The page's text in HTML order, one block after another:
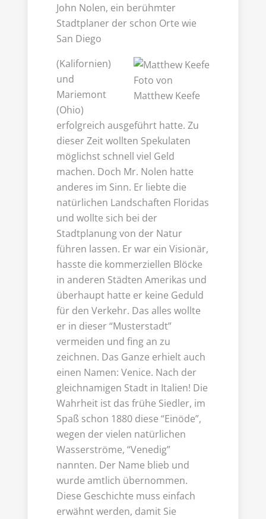
John Nolen, ein berühmter
Stadtplaner der schon Orte wie
San Diego
Foto von
Matthew Keefe
(Kalifornien)
und
Mariemont
(Ohio)
erfolgreich ausgeführt hatte. Zu
dieser Zeit wollten Spekulaten
möglichst schnell viel Geld
machen. Doch Mr. Nolen hatte
anderes im Sinn. Er liebte die
natürlichen Landschaften Floridas
und wollte sich bei der
Stadtplanung von der Natur
führen lassen. Er war ein Visionär,
hasste die kommerziellen Blöcke
in anderen Städten Amerikas und
überhaupt hatte er keine Geduld
für den Verkehr. Das alles wollte
er in dieser “Musterstadt”
vermeiden und fing an zu
zeichnen. Das Ganze erhielt auch
einen Namen: Venice. Nach der
gleichnamigen Stadt in Italien! Die
Wahrheit ist das frühe Siedler, im
Spaß schon 1880 diese “Einöde”,
wegen der vielen natürlichen
Wasserströme, “Venedig”
nannten. Der Name blieb und
wurde amtlich übernommen.
Diese Geschichte muss einfach
erwähnt werden, damit Sie